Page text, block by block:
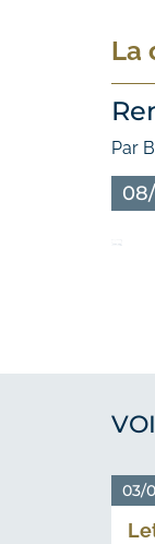
La
Par
03/